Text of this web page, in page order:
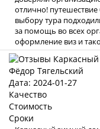
отлично!
выбору тура
за помощь во всех
оформление виз и
Фёдор Тягельский
Дата: 2024-01-27
Качество
Стоимость
Сроки